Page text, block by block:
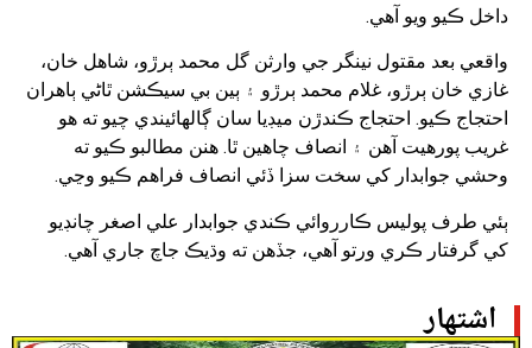
اشتهار
داخل ڪيو ويو آهي.
واقعي بعد مقتول نينگر جي وارثن گل محمد ٻرڙو، شاهل خان،
غازي خان ٻرڙو، غلام محمد ٻرڙو ۽ ٻين بي سيڪشن ٿاڻي ٻاهران
احتجاج ڪيو. احتجاج ڪندڙن ميڊيا سان ڳالهائيندي چيو ته هو
غريب پورهيت آهن ۽ انصاف چاهين ٿا. هنن مطالبو ڪيو ته
وحشي جوابدار کي سخت سزا ڏئي انصاف فراهم ڪيو وڃي.
ٻئي طرف پوليس ڪارروائي ڪندي جوابدار علي اصغر چانڊيو
کي گرفتار ڪري ورتو آهي، جڏهن ته وڌيڪ جاچ جاري آهي.